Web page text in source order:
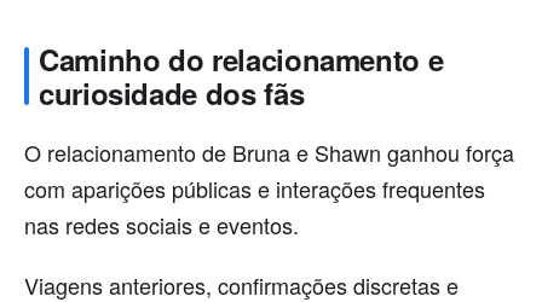
Caminho do relacionamento e
curiosidade dos fãs
O relacionamento de Bruna e Shawn ganhou força
com aparições públicas e interações frequentes
nas redes sociais e eventos.
Viagens anteriores, confirmações discretas e